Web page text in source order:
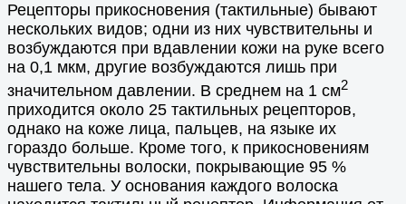
Рецепторы прикосновения (тактильные) бывают
нескольких видов; одни из них чувствительны и
возбуждаются при вдавлении кожи на руке всего
на 0,1 мкм, другие возбуждаются лишь при
значительном давлении. В среднем на 1 см2
приходится около 25 тактильных рецепторов,
однако на коже лица, пальцев, на языке их
гораздо больше. Кроме того, к прикосновениям
чувствительны волоски, покрывающие 95 %
нашего тела. У основания каждого волоска